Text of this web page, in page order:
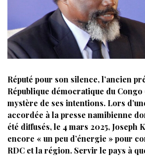
Réputé pour son silence, l’ancien
République démocratique du Congo
mystère de ses intentions. Lors
accordée à la presse namibienne
été diffusés, le 4 mars 2025, Joseph
encore « un peu d’énergie » pour
RDC et la région. Servir le pays à